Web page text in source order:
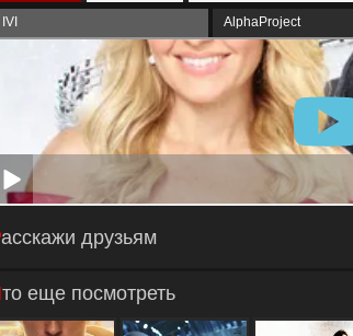
IVI AlphaProject
Расскажи друзьям
Что еще посмотреть